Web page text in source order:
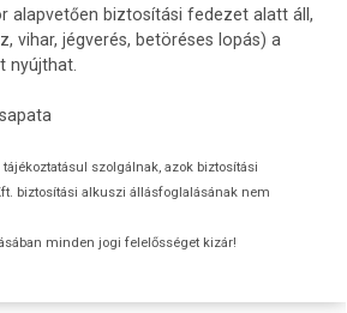
alapvetően biztosítási fedezet alatt áll,
vihar, jégverés, betöréses lopás) a
nyújthat.
szolgálnak, azok biztosítási
biztosítási alkuszi állásfoglalásának nem
minden jogi felelősséget kizár!